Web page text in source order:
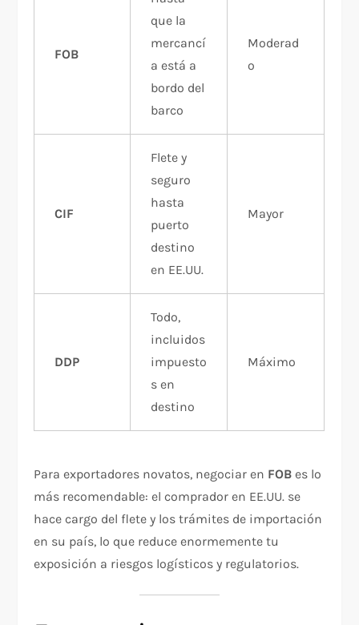
FOB
que la
mercancí
a está a
bordo del
barco
Moderad
o
CIF
Flete y
seguro
hasta
puerto
destino
en EE.UU.
Mayor
DDP
Todo,
incluidos
impuesto
s en
destino
Máximo
Para exportadores novatos, negociar en FOB es lo
más recomendable: el comprador en EE.UU. se
hace cargo del flete y los trámites de importación
en su país, lo que reduce enormemente tu
exposición a riesgos logísticos y regulatorios.